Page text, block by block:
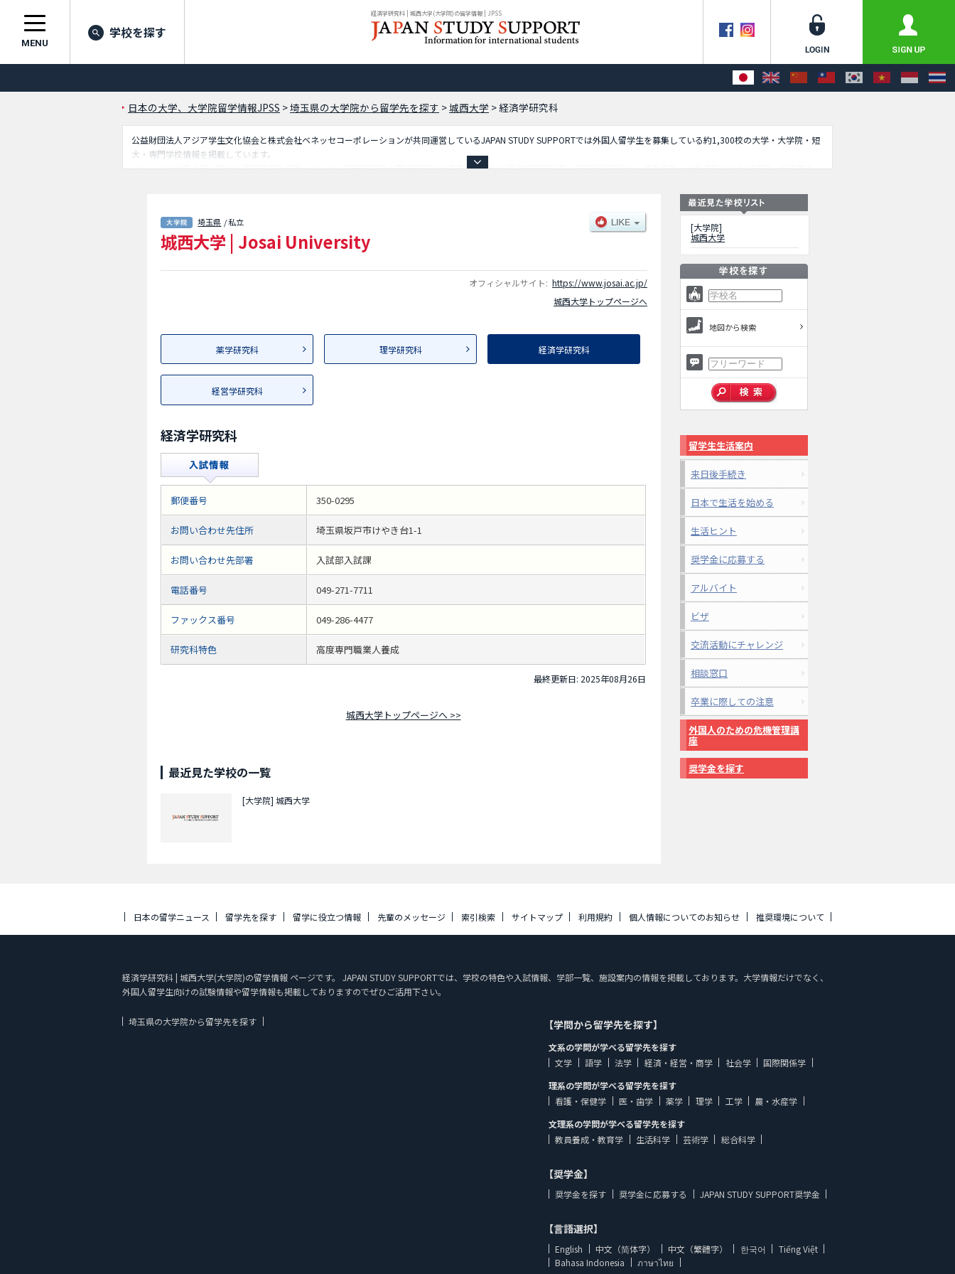
経済学研究科 | 城西大学(大学院)の留学情報 | JPSS
MENU
学校を探す
日本の大学、大学院留学情報JPSS >埼玉県の大学院から留学先を探す >城西大学 >経済学研究科
公益財団法人アジア学生文化協会と株式会社ベネッセコーポレーションが共同運営しているJAPAN STUDY SUPPORTでは外国人留学生を募集している約1,300校の大学・大学院・短
大・専門学校情報を掲載しています。
こちらでは城西大学に関する詳細情報を記載しており、薬学研究科や理学研究科や経済学研究科や経営学研究科等、研究科別情報や、募集定員や合格者数など入試情報、施設案内、
埼玉県 / 私立
城西大学 | Josai University
オフィシャルサイト: https://www.josai.ac.jp/
城西大学トップページへ
薬学研究科 理学研究科 経済学研究科
経営学研究科
経済学研究科
郵便番号 350-0295
お問い合わせ先住所 埼玉県坂戸市けやき台1-1
お問い合わせ先部署 入試部入試課
電話番号 049-271-7711
ファックス番号 049-286-4477
研究科特色 高度専門職業人養成
最終更新日: 2025年08月26日
城西大学トップページへ >>
最近見た学校の一覧
[大学院] 城西大学
[大学院]
城西大学
地図から検索
留学生生活案内
来日後手続き
日本で生活を始める
生活ヒント
奨学金に応募する
アルバイト
ビザ
交流活動にチャレンジ
相談窓口
卒業に際しての注意
外国人のための危機管理講
座
奨学金を探す
日本の留学ニュース 留学先を探す 留学に役立つ情報 先輩のメッセージ 索引検索 サイトマップ 利用規約 個人情報についてのお知らせ 推奨環境について
経済学研究科 | 城西大学(大学院)の留学情報 ページです。 JAPAN STUDY SUPPORTでは、学校の特色や入試情報、学部一覧、施設案内の情報を掲載しております。大学情報だけでなく、
外国人留学生向けの試験情報や留学情報も掲載しておりますのでぜひご活用下さい。
埼玉県の大学院から留学先を探す 【学問から留学先を探す】
文系の学問が学べる留学先を探す
文学
語学 法学 経済・経営・商学 社会学
国際関係学
理系の学問が学べる留学先を探す
看護・保健学
医・歯学 薬学 理学 工学
農・水産学
文理系の学問が学べる留学先を探す
教員養成・教育学
生活科学 芸術学 総合科学
【奨学金】
奨学金を探す 奨学金に応募する JAPAN STUDY SUPPORT奨学金
【言語選択】
English 中文（简体字） 中文（繁體字） 한국어
Tiếng Việt
Bahasa Indonesia
ภาษาไทย